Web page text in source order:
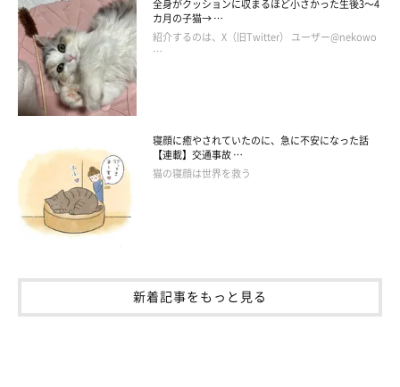
する感じかなw」「油断する下僕に引き締めろと言いたいのか
な」などと綴っていました（笑）
久しぶりにクセの歩み#相変わらず
歩くのがカッコイイ#猫 #猫好きさんと繋がりたい
のいる暮らし
— あんにんママ (@an_nin_coco)
全身がクッションに収まるほど小さかった生後3～4
カ月の子猫→ …
紹介するのは、X（旧Twitter） ユーザー@nekowo
…
寝顔に癒やされていたのに、急に不安になった話
【連載】交通事故 …
猫の寝顔は世界を救う
新着記事をもっと見る